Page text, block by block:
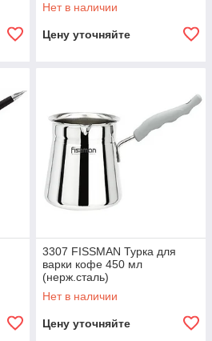
Нет в наличии
Цену уточняйте
3307 FISSMAN Турка для
варки кофе 450 мл
(нерж.сталь)
Нет в наличии
Цену уточняйте